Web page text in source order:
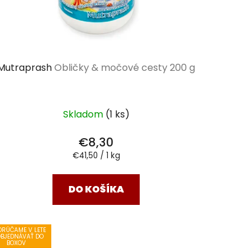
Obličky & močové cesty 200 g
Skladom (1 ks)
€8,30
Jednotková
€41,50 / 1 kg
DO KOŠÍKA
V LETE
DO
BOXOV